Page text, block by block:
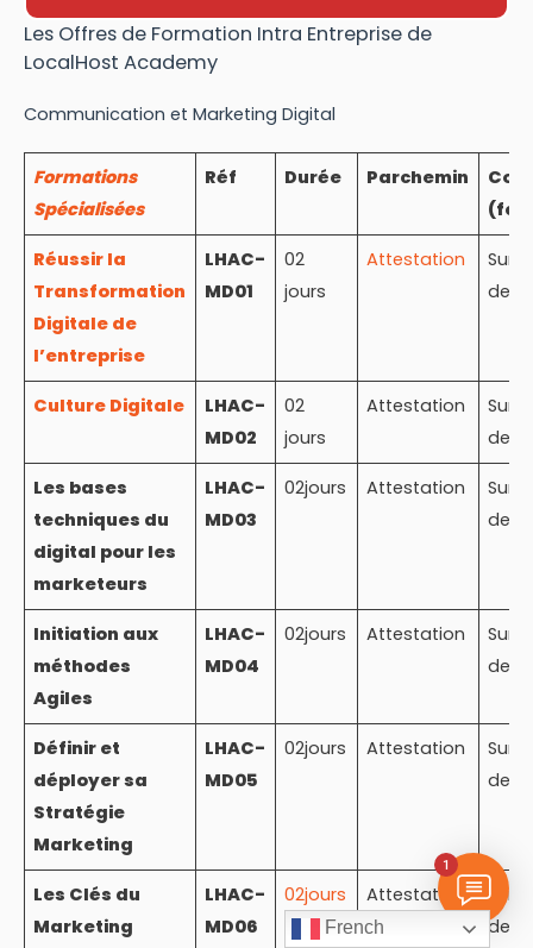
Les Offres de Formation Intra Entreprise de
LocalHost Academy
Communication et Marketing Digital
Formations
Spécialisées
Réf Durée Parchemin
Réussir la
Transformation
Digitale de
l’entreprise
LHAC-
MD01
02
jours
Attestation
Sur
devis
Culture Digitale
LHAC-
MD02
02
jours
Attestation
Sur
devis
Les bases
techniques du
digital pour les
marketeurs
LHAC-
MD03
02jours Attestation
Sur
devis
Initiation aux
méthodes
Agiles
LHAC-
MD04
02jours Attestation
Sur
devis
Définir et
déployer sa
Stratégie
Marketing
LHAC-
MD05
02jours Attestation
Sur
devis
Les Clés du
Marketing
LHAC-
MD06
02jours Attestation
Sur
devis
French
1